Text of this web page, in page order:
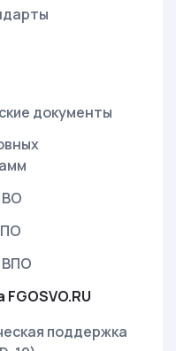
документы
ВО
ВПО
поддержка